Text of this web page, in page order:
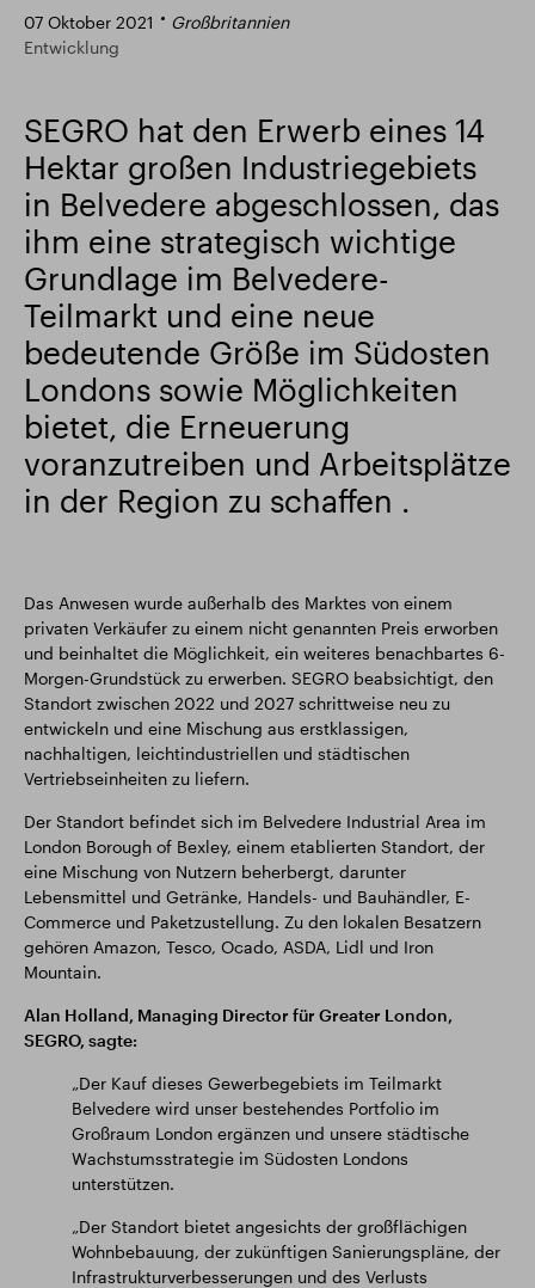
Intelligenter Park
07 Oktober 2021
Großbritannien
Entwicklung
SEGRO hat den Erwerb eines 14
Hektar großen Industriegebiets
in Belvedere abgeschlossen, das
ihm eine strategisch wichtige
Grundlage im Belvedere-
Teilmarkt und eine neue
bedeutende Größe im Südosten
Londons sowie Möglichkeiten
bietet, die Erneuerung
voranzutreiben und Arbeitsplätze
in der Region zu schaffen .
Das Anwesen wurde außerhalb des Marktes von einem
privaten Verkäufer zu einem nicht genannten Preis erworben
und beinhaltet die Möglichkeit, ein weiteres benachbartes 6-
Morgen-Grundstück zu erwerben. SEGRO beabsichtigt, den
Standort zwischen 2022 und 2027 schrittweise neu zu
entwickeln und eine Mischung aus erstklassigen,
nachhaltigen, leichtindustriellen und städtischen
Vertriebseinheiten zu liefern.
Der Standort befindet sich im Belvedere Industrial Area im
London Borough of Bexley, einem etablierten Standort, der
eine Mischung von Nutzern beherbergt, darunter
Lebensmittel und Getränke, Handels- und Bauhändler, E-
Commerce und Paketzustellung. Zu den lokalen Besatzern
gehören Amazon, Tesco, Ocado, ASDA, Lidl und Iron
Mountain.
Alan Holland, Managing Director für Greater London,
SEGRO, sagte:
„Der Kauf dieses Gewerbegebiets im Teilmarkt
Belvedere wird unser bestehendes Portfolio im
Großraum London ergänzen und unsere städtische
Wachstumsstrategie im Südosten Londons
unterstützen.
„Der Standort bietet angesichts der großflächigen
Wohnbebauung, der zukünftigen Sanierungspläne, der
Infrastrukturverbesserungen und des Verlusts